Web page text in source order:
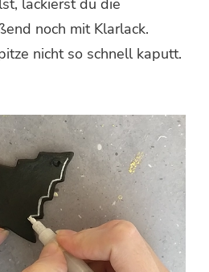
noch mit Klarlack.
nicht so schnell kaputt.